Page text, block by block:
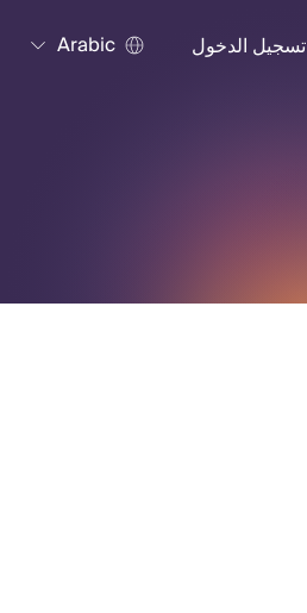
تسجيل الدخول Arabic